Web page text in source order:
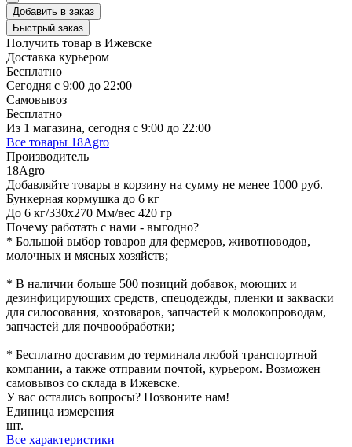
Добавить в заказ
Быстрый заказ
Получить товар в Ижевске
Доставка курьером
Бесплатно
Сегодня с 9:00 до 22:00
Самовывоз
Бесплатно
Из 1 магазина, сегодня с 9:00 до 22:00
Все товары 18Agro
Производитель
18Agro
Добавляйте товары в корзину на сумму не менее 1000 руб.
Бункерная кормушка до 6 кг
До 6 кг/330х270 Мм/вес 420 гр
Почему работать с нами - выгодно?
* Большой выбор товаров для фермеров, животноводов,
молочных и мясных хозяйств;
* В наличии больше 500 позиций добавок, моющих и
дезинфицирующих средств, спецодежды, пленки и закваски
для силосования, хозтоваров, запчастей к молокопроводам,
запчастей для почвообработки;
* Бесплатно доставим до терминала любой транспортной
компании, а также отправим почтой, курьером. Возможен
самовывоз со склада в Ижевске.
У вас остались вопросы? Позвоните нам!
Единица измерения
шт.
Все характеристики